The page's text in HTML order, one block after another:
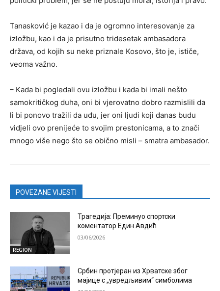
Tanasković je kazao i da je ogromno interesovanje za
izložbu, kao i da je prisutno tridesetak ambasadora
država, od kojih su neke priznale Kosovo, što je, ističe,
veoma važno.
– Kada bi pogledali ovu izložbu i kada bi imali nešto
samokritičkog duha, oni bi vjerovatno dobro razmislili da
li bi ponovo tražili da uđu, jer oni ljudi koji danas budu
vidjeli ovo prenijeće to svojim prestonicama, a to znači
mnogo više nego što se obično misli – smatra ambasador.
POVEZANE VIJESTI
REGION
Трагедија: Преминуо спортски
коментатор Един Авдић
03/06/2026
Србин протјеран из Хрватске због
мајице с „увредљивим“ симболима